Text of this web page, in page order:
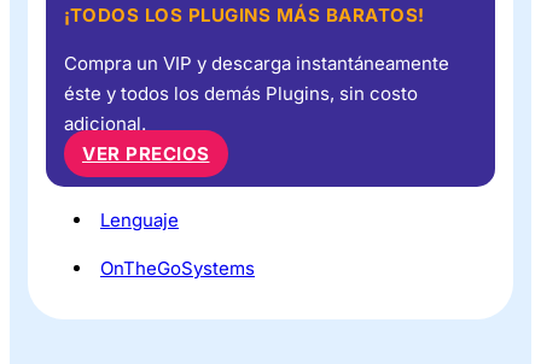
¡TODOS LOS PLUGINS MÁS BARATOS!
Compra un VIP y descarga instantáneamente
éste y todos los demás Plugins, sin costo
adicional.
VER PRECIOS
Lenguaje
OnTheGoSystems